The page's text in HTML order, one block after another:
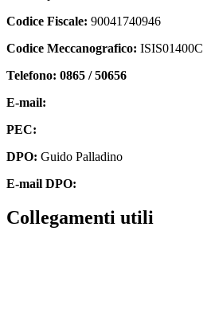
Codice Fiscale: 90041740946
Codice Meccanografico: ISIS01400C
Telefono: 0865 / 50656
E-mail:
PEC:
DPO: Guido Palladino
E-mail DPO:
collegamenti utili